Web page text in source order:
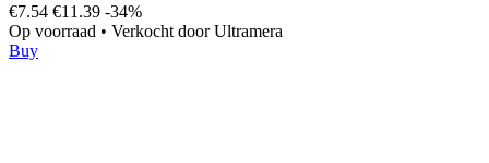
€7.54 €11.39 -34%
Op voorraad • Verkocht doorUltramera
Buy